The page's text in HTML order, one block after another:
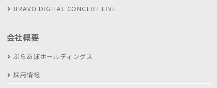
BRAVO DIGITAL CONCERT LIVE
会社概要
ぶらあぼホールディングス
採用情報